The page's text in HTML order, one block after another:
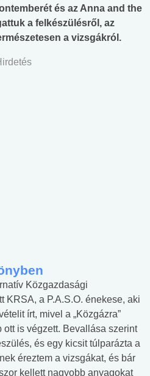
és az Anna and the
a felkészülésről, az
a vizsgákról.
Közgazdasági
KRSA, a P.A.S.O. énekese, aki
írt, mivel a „Közgázra”
ott is végzett. Bevallása szerint
és egy kicsit túlparázta a
éreztem a vizsgákat, és bár
kellett nagyobb anyagokat